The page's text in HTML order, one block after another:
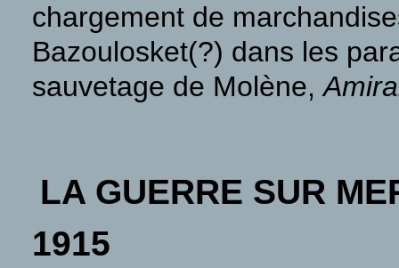
chargement de
Bazoulosket(?) dans les
sauvetage de Molène,
LA GUERRE SUR
1915